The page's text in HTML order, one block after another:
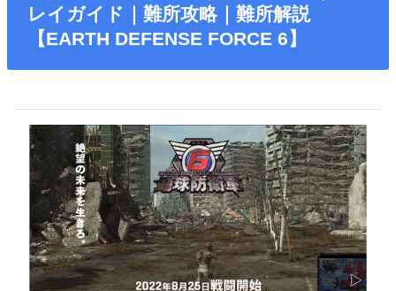
レイガイド｜難所攻略｜難所解説
【EARTH DEFENSE FORCE 6】